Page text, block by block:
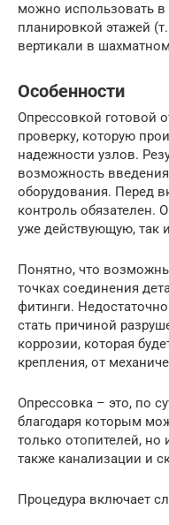
можно использовать
планировкой этажей
вертикали в
Особенности
Опрессовкой готовой
проверку, которую
надежности узлов.
возможность
оборудования. Перед
контроль обязателен.
уже действующую, так
Понятно, что
точках соединения
фитинги.
стать причиной
коррозии, которая
крепления, от
Опрессовка – это, по
благодаря которым
только отопителей,
также канализации и
Процедура включает